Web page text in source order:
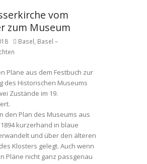
vom
zum Museum
Basel Basel –
Pläne aus dem Festbuch zur
des Historischen Museums
Zustände im 19.
den Plan des Museums aus
1894 kurzerhand in blaue
und über den älteren
Klosters gelegt. Auch wenn
Pläne nicht ganz passgenau